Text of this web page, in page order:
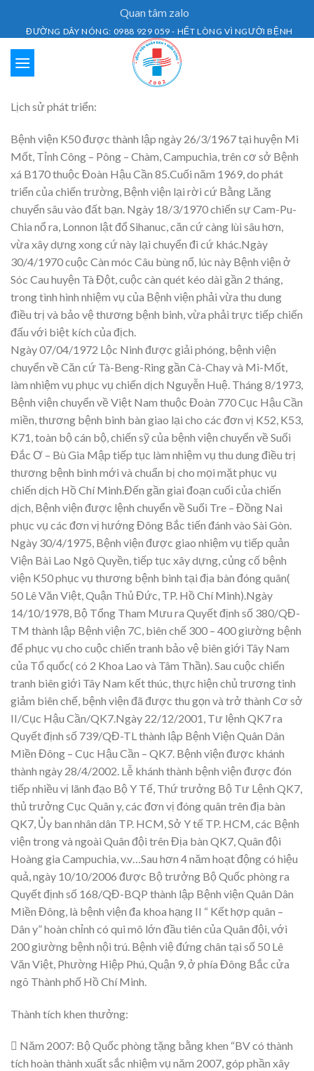
Quan tâm zalo
ĐƯỜNG DÂY NÓNG: 0988 929 059 - HẾT LÒNG VÌ NGƯỜI BỆNH
Lịch sử phát triển:
Bệnh viện K50 được thành lập ngày 26/3/1967 tại huyện Mi
Mốt, Tỉnh Công – Pông – Chàm, Campuchia, trên cơ sở Bệnh
xá B170 thuộc Đoàn Hậu Cần 85.Cuối năm 1969, do phát
triển của chiến trường, Bệnh viện lại rời cứ Bằng Lăng
chuyển sâu vào đất bạn. Ngày 18/3/1970 chiến sự Cam-Pu-
Chia nổ ra, Lonnon lật đổ Sihanuc, căn cứ càng lùi sâu hơn,
vừa xây dựng xong cứ này lại chuyển đi cứ khác.Ngày
30/4/1970 cuộc Càn móc Câu bùng nổ, lúc này Bệnh viện ở
Sóc Cau huyện Tà Đột, cuộc càn quét kéo dài gần 2 tháng,
trong tình hình nhiệm vụ của Bệnh viện phải vừa thu dung
điều trị và bảo vệ thương bệnh binh, vừa phải trực tiếp chiến
đấu với biệt kích của địch.
Ngày 07/04/1972 Lộc Ninh được giải phóng, bệnh viện
chuyển về Căn cứ Tà-Beng-Ring gần Cà-Chay và Mi-Mốt,
làm nhiệm vụ phục vụ chiến dịch Nguyễn Huệ. Tháng 8/1973,
Bệnh viện chuyển về Việt Nam thuộc Đoàn 770 Cục Hậu Cần
miền, thương bệnh binh bàn giao lại cho các đơn vị K52, K53,
K71, toàn bộ cán bộ, chiến sỹ của bệnh viện chuyển về Suối
Đắc Ơ – Bù Gia Mập tiếp tục làm nhiệm vụ thu dung điều trị
thương bệnh binh mới và chuẩn bị cho mọi mặt phục vụ
chiến dịch Hồ Chí Minh.Đến gần giai đoạn cuối của chiến
dịch, Bệnh viện được lệnh chuyển về Suối Tre – Đồng Nai
phục vụ các đơn vị hướng Đông Bắc tiến đánh vào Sài Gòn.
Ngày 30/4/1975, Bệnh viện được giao nhiệm vụ tiếp quản
Viện Bài Lao Ngô Quyền, tiếp tục xây dựng, củng cố bệnh
viện K50 phục vụ thương bệnh binh tại địa bàn đóng quân(
50 Lê Văn Việt, Quận Thủ Đức, TP. Hồ Chí Minh).Ngày
14/10/1978, Bộ Tổng Tham Mưu ra Quyết định số 380/QĐ-
TM thành lập Bệnh viện 7C, biên chế 300 – 400 giường bệnh
để phục vụ cho cuộc chiến tranh bảo vệ biên giới Tây Nam
của Tổ quốc( có 2 Khoa Lao và Tâm Thần). Sau cuộc chiến
tranh biên giới Tây Nam kết thúc, thực hiện chủ trương tinh
giảm biên chế, bệnh viện đã được thu gọn và trở thành Cơ sở
II/Cục Hậu Cần/QK7.Ngày 22/12/2001, Tư lệnh QK7 ra
Quyết định số 739/QĐ-TL thành lập Bệnh Viện Quân Dân
Miền Đông – Cục Hậu Cần – QK7. Bệnh viện được khánh
thành ngày 28/4/2002. Lễ khánh thành bệnh viện được đón
tiếp nhiều vị lãnh đạo Bộ Y Tế, Thứ trưởng Bộ Tư Lệnh QK7,
thủ trưởng Cục Quân y, các đơn vị đóng quân trên địa bàn
QK7, Ủy ban nhân dân TP. HCM, Sở Y tế TP. HCM, các Bệnh
viện trong và ngoài Quân đội trên Địa bàn QK7, Quân đội
Hoàng gia Campuchia, v.v…Sau hơn 4 năm hoạt động có hiệu
quả, ngày 10/10/2006 được Bộ trưởng Bộ Quốc phòng ra
Quyết định số 168/QĐ-BQP thành lập Bệnh viện Quân Dân
Miền Đông, là bệnh viện đa khoa hạng II “ Kết hợp quân –
Dân y” hoàn chỉnh có qui mô lớn đầu tiên của Quân đội, với
200 giường bệnh nội trú. Bệnh việ đứng chân tại số 50 Lê
Văn Việt, Phường Hiệp Phú, Quận 9, ở phía Đông Bắc cửa
ngõ Thành phố Hồ Chí Minh.
Thành tích khen thưởng:
 Năm 2007: Bộ Quốc phòng tặng bằng khen “BV có thành
tích hoàn thành xuất sắc nhiệm vụ năm 2007, góp phần xây